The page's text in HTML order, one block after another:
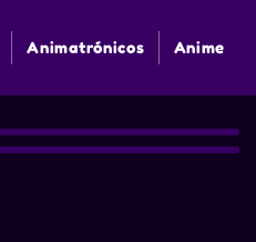
Animatrónicos Anime